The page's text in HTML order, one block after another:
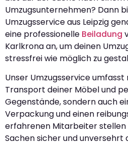
Umzugsunternehmen? Dann
Umzugsservice aus Leipzig
eine professionelle Beiladung
Karlkrona an, um deinen
stressfrei wie möglich zu
Unser Umzugsservice
Transport deiner Möbel und
Gegenstände, sondern auch
Verpackung und einen
erfahrenen Mitarbeiter stellen
Sachen sicher und unversehrt